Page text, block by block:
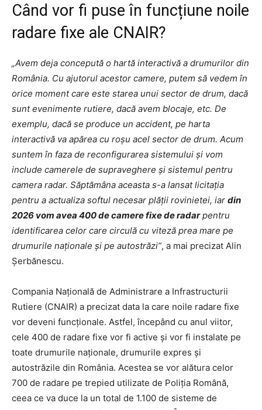
Când vor fi puse în funcțiune noile
radare fixe ale CNAIR?
„Avem deja concepută o hartă interactivă a drumurilor din
România. Cu ajutorul acestor camere, putem să vedem în
orice moment care este starea unui sector de drum, dacă
sunt evenimente rutiere, dacă avem blocaje, etc. De
exemplu, dacă se produce un accident, pe harta
interactivă va apărea cu roșu acel sector de drum. Acum
suntem în faza de reconfigurarea sistemului și vom
include camerele de supraveghere și sistemul pentru
camera radar. Săptămâna aceasta s-a lansat licitația
pentru a actualiza softul necesar plății rovinietei, iar din
2026 vom avea 400 de camere fixe de radarpentru
identificarea celor care circulă cu viteză prea mare pe
drumurile naționale și pe autostrăzi”, a mai precizat Alin
Șerbănescu.
Compania Națională de Administrare a Infrastructurii
Rutiere (CNAIR) a precizat data la care noile radare fixe
vor deveni funcționale. Astfel, începând cu anul viitor,
cele 400 de radare fixe vor fi active și vor fi instalate pe
toate drumurile naționale, drumurile expres și
autostrăzile din România. Acestea se vor alătura celor
700 de radare pe trepied utilizate de Poliția Română,
ceea ce va duce la un total de 1.100 de sisteme de